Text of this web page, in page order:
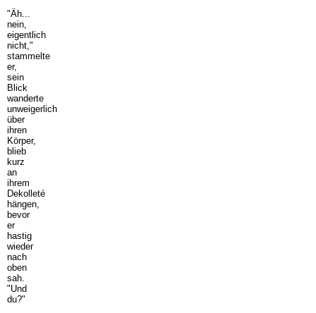
"Äh...
nein,
eigentlich
nicht,"
stammelte
er,
sein
Blick
wanderte
unweigerlich
über
ihren
Körper,
blieb
kurz
an
ihrem
Dekolleté
hängen,
bevor
er
hastig
wieder
nach
oben
sah.
"Und
du?"